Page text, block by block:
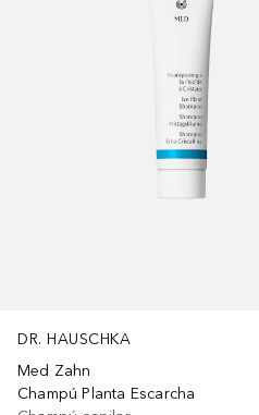
DR. HAUSCHKA
Med Zahn
Champú Planta Escarcha